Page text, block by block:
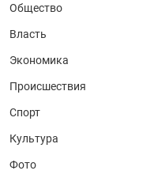
Общество
Власть
Экономика
Происшествия
Спорт
Культура
Фото